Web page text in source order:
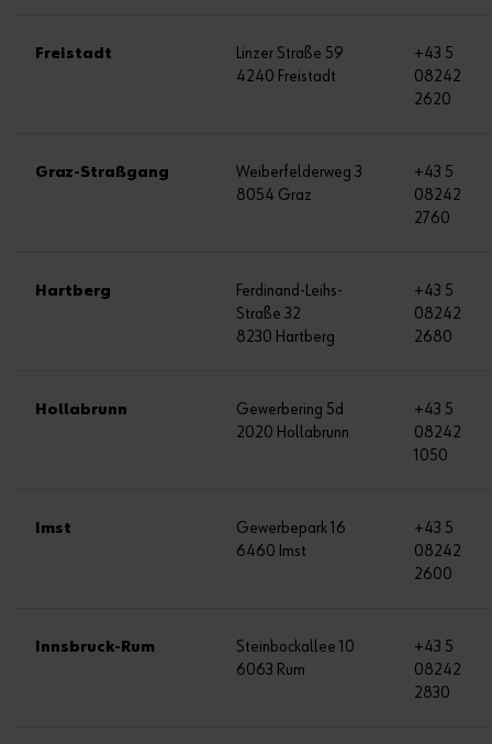
Freistadt
Linzer Straße 59
4240 Freistadt
+43 5
08242
2620
Graz-Straßgang
Weiberfelderweg 3
8054 Graz
+43 5
08242
2760
Hartberg
Ferdinand-Leihs-
Straße 32
8230 Hartberg
+43 5
08242
2680
Hollabrunn
Gewerbering 5d
2020 Hollabrunn
+43 5
08242
1050
Imst
Gewerbepark 16
6460 Imst
+43 5
08242
2600
Innsbruck-Rum
Steinbockallee 10
6063 Rum
+43 5
08242
2830